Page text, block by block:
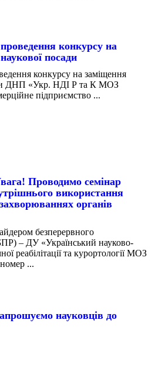
конкурсу на
посади
конкурсу на заміщення
ДНП «Укр. НДІ Р та К МОЗ
підприємство ...
Проводимо семінар
використання
органів
безперервного
– ДУ «Український науково-
реабілітації та курортології МОЗ
...
науковців до